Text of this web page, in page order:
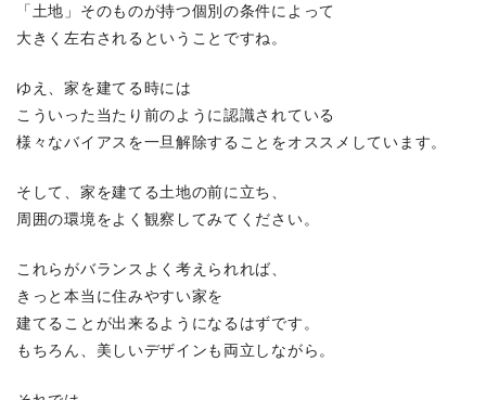
「土地」そのものが持つ個別の条件によって
大きく左右されるということですね。
ゆえ、家を建てる時には
こういった当たり前のように認識されている
様々なバイアスを一旦解除することをオススメしています。
そして、家を建てる土地の前に立ち、
周囲の環境をよく観察してみてください。
これらがバランスよく考えられれば、
きっと本当に住みやすい家を
建てることが出来るようになるはずです。
もちろん、美しいデザインも両立しながら。